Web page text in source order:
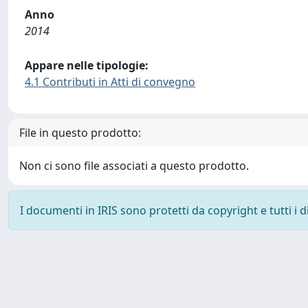
Anno
2014
Appare nelle tipologie:
4.1 Contributi in Atti di convegno
File in questo prodotto:
Non ci sono file associati a questo prodotto.
I documenti in IRIS sono protetti da copyright e tutti i